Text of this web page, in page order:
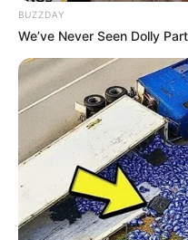
Quermania folgen:
Suchen:
BUZZDAY
We’ve Never Seen Dolly